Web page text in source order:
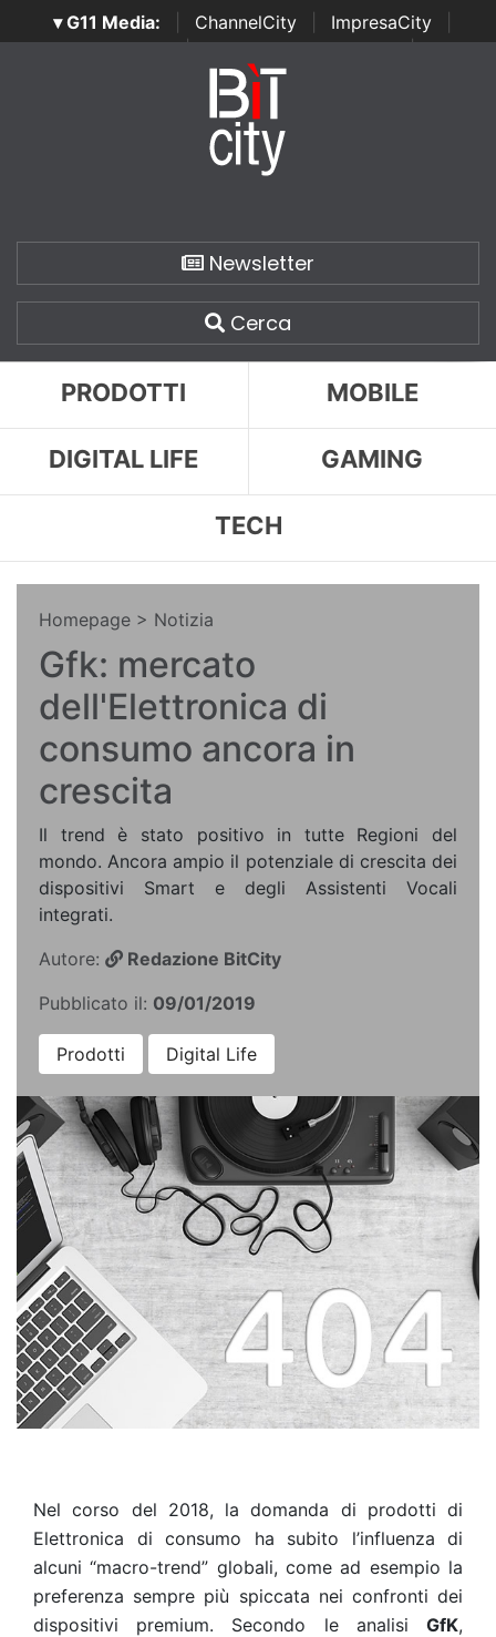
▾ G11 Media: ChannelCity ImpresaCity
SecurityOpenLab | Italian Channel Awards | Italian
Italian Security Awards
Newsletter
Cerca
PRODOTTI MOBILE
DIGITAL LIFE GAMING
TECH
Homepage > Notizia
Gfk: mercato
dell'Elettronica di
consumo ancora in
crescita
Il trend è stato positivo in tutte Regioni del
mondo. Ancora ampio il potenziale di crescita dei
dispositivi Smart e degli Assistenti Vocali
integrati.
Autore:
Redazione BitCity
Pubblicato il: 09/01/2019
Prodotti Digital Life
Nel corso del 2018, la domanda di prodotti di
Elettronica di consumo ha subito l’influenza di
alcuni “macro-trend” globali, come ad esempio la
preferenza sempre più spiccata nei confronti dei
dispositivi premium. Secondo le analisi GfK,